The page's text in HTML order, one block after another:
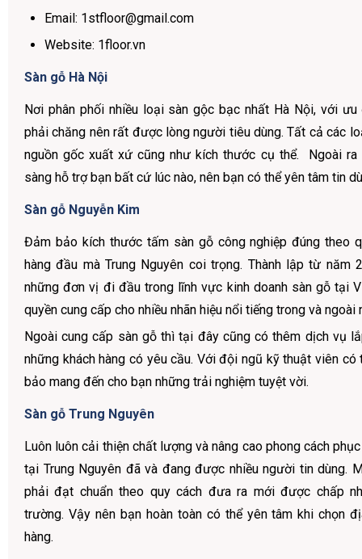
Email: 1stfloor@gmail.com
Website: 1floor.vn
Sàn gỗ Hà Nội
Nơi phân phối nhiều loại sàn gộc bạc nhất Hà Nội, với ưu
phải chăng nên rất được lòng người tiêu dùng. Tất cả các
nguồn gốc xuất xứ cũng như kích thước cụ thể. Ngoài ra
sàng hỗ trợ bạn bất cứ lúc nào, nên bạn có thể yên tâm tin
Sàn gỗ Nguyễn Kim
Đảm bảo kích thước tấm sàn gỗ công nghiệp đúng theo
hàng đầu mà Trung Nguyên coi trọng. Thành lập từ năm
những đơn vị đi đầu trong lĩnh vực kinh doanh sàn gỗ tại
quyền cung cấp cho nhiều nhãn hiệu nổi tiếng trong và ngoài
Ngoài cung cấp sàn gỗ thì tại đây cũng có thêm dịch vụ
những khách hàng có yêu cầu. Với đội ngũ kỹ thuật viên có
bảo mang đến cho bạn những trải nghiệm tuyệt vời.
Sàn gỗ Trung Nguyên
Luôn luôn cải thiện chất lượng và nâng cao phong cách
tại Trung Nguyên đã và đang được nhiều người tin dùng.
phải đạt chuẩn theo quy cách đưa ra mới được chấp
trường. Vậy nên bạn hoàn toàn có thể yên tâm khi chọn
hàng.